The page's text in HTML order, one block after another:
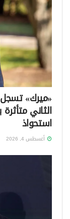
الثاني
استحواذ
أغسطس 4, 2026